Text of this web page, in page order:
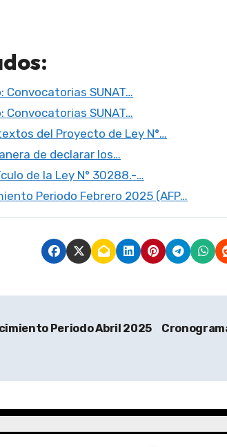
SUNAT…
SUNAT…
del Proyecto de Ley N°…
de declarar los…
de la Ley N° 30288.-…
Periodo Febrero 2025 (AFP…
Periodo Abril 2025